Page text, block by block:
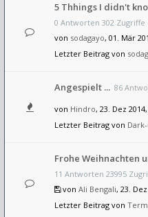
5 Thhings I didn't
0 Antworten 302 Zugriffe
von sodagayo, 01. Mär
Letzter Beitrag von
Angespielt ... 86
von Hindro, 23. Dez
Letzter Beitrag von
Frohe Weihnachten
11 Antworten 23995
von Ali Bengali, 23.
Letzter Beitrag von